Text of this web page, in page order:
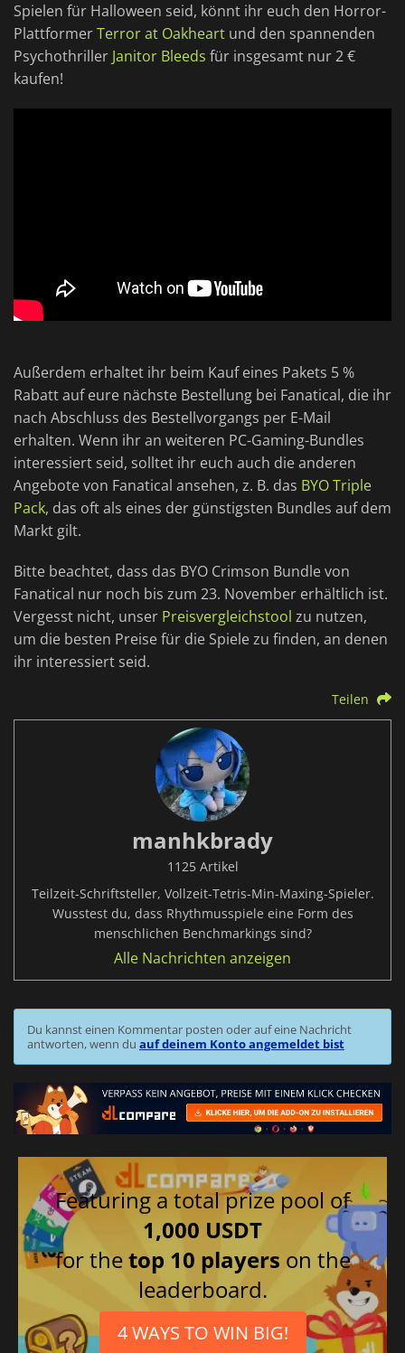
Spielen für Halloween seid, könnt ihr euch den Horror-
PlattformerTerror at Oakheart und den spannenden
Psychothriller Janitor Bleeds für insgesamt nur 2 €
kaufen!
Außerdem erhaltet ihr beim Kauf eines Pakets 5 %
Rabatt auf eure nächste Bestellung bei Fanatical, die ihr
nach Abschluss des Bestellvorgangs per E-Mail
erhalten. Wenn ihr an weiteren PC-Gaming-Bundles
interessiert seid, solltet ihr euch auch die anderen
Angebote von Fanatical ansehen, z. B. das BYO Triple
Pack, das oft als eines der günstigsten Bundles auf dem
Markt gilt.
Bitte beachtet, dass das BYO Crimson Bundle von
Fanatical nur noch bis zum 23. November erhältlich ist.
Vergesst nicht, unser Preisvergleichstool zu nutzen,
um die besten Preise für die Spiele zu finden, an denen
ihr interessiert seid.
Teilen
manhkbrady
1125 Artikel
Teilzeit-Schriftsteller, Vollzeit-Tetris-Min-Maxing-Spieler.
Wusstest du, dass Rhythmusspiele eine Form des
menschlichen Benchmarkings sind?
Alle Nachrichten anzeigen
Du kannst einen Kommentar posten oder auf eine Nachricht
antworten, wenn du auf deinem Konto angemeldet bist
Featuring a total prize pool of
1,000 USDT
for thetop 10 players on the
leaderboard.
4 WAYS TO WIN BIG!